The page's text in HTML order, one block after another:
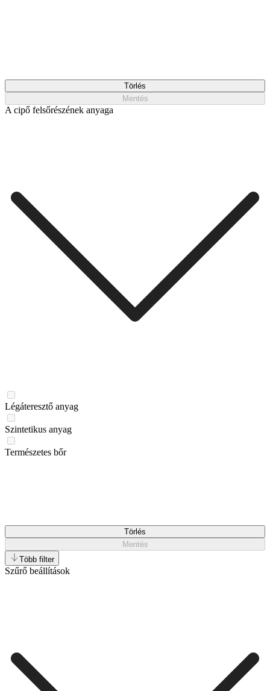
Törlés
Mentés
A cipő felsőrészének anyaga
Légáteresztő anyag
Szintetikus anyag
Természetes bőr
Törlés
Mentés
Több filter
Szűrő beállítások